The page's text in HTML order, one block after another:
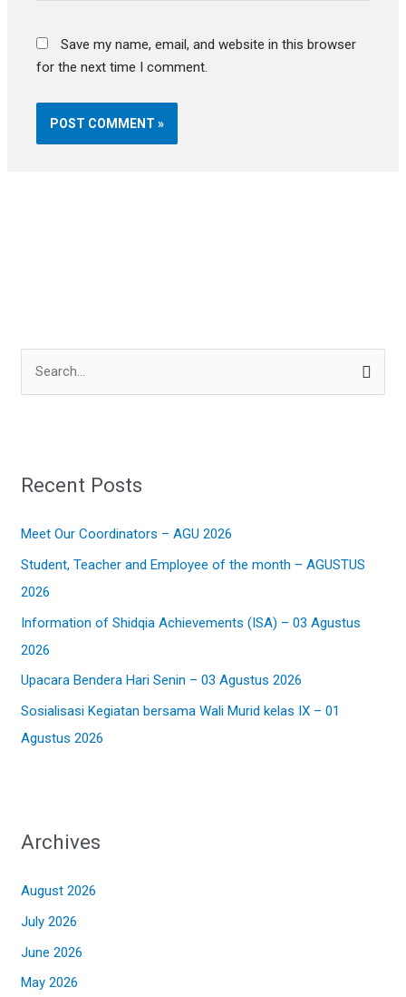
c
f
o
r
:
Recent Posts
Meet Our Coordinators – AGU 2026
Student, Teacher and Employee of the month – AGUSTUS
2026
Information of Shidqia Achievements (ISA) – 03 Agustus
2026
Upacara Bendera Hari Senin – 03 Agustus 2026
Sosialisasi Kegiatan bersama Wali Murid kelas IX – 01
Agustus 2026
Archives
August 2026
July 2026
June 2026
May 2026
Save my name, email, and website in this browser
for the next time I comment.